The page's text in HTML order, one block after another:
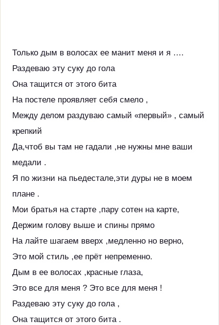
Только дым в волосах ее манит меня и я ….
Раздеваю эту суку до гола
Она тащится от этого бита
На постеле проявляет себя смело ,
Между делом раздуваю самый «первый» , самый
крепкий
Да,чтоб вы там не гадали ,не нужны мне ваши
медали .
Я по жизни на пьедестале,эти дуры не в моем
плане .
Мои братья на старте ,пару сотен на карте,
Держим голову выше и спины прямо
На лайте шагаем вверх ,медленно но верно,
Это мой стиль ,ее прёт непременно.
Дым в ее волосах ,красные глаза,
Это все для меня ? Это все для меня !
Раздеваю эту суку до гола ,
Она тащится от этого бита .